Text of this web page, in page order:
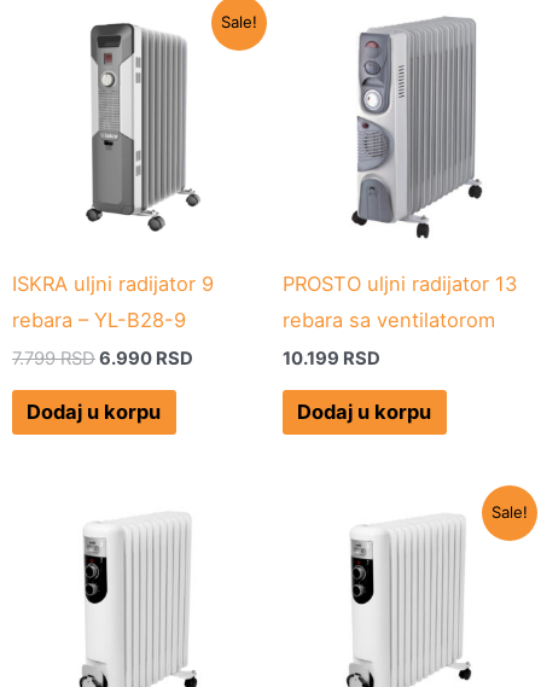
Sale!
ISKRA uljni radijator 9
rebara – YL-B28-9
7.799RSD
cena
je
bila:
7.799 RSD.
6.990 RSD
Trenutna
cena
Dodaj u korpu
PROSTO uljni radijator 13
rebara sa ventilatorom
10.199 RSD
Dodaj u korpu
Sale!
cena
9.099 RSD.
cena